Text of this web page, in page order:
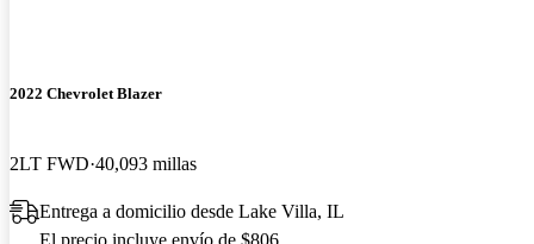
2022 Chevrolet Blazer
2LT FWD 40,093 millas
Entrega a domicilio desde Lake Villa, IL